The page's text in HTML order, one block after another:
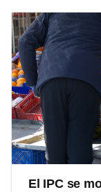
El IPC se